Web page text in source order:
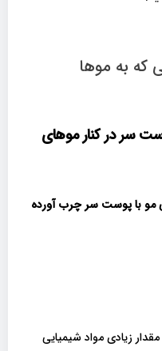
که به موها
سر در کنار موهای
مو با پوست سر چرب آورده
زیادی مواد شیمیایی